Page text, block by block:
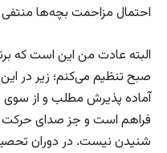
احتمال مزاحمت بچه‌ها منتفی
البته عادت من این است که
صبح تنظیم می‌کنم؛ زیر در
آماده پذیرش مطلب و از سوی
فراهم است و جز صدای حرکت
شنیدن نیست. در دوران